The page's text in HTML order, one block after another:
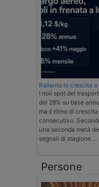
Rallenta la crescita
I noli spot del
del 28% su base
ma il ritmo di
consecutivo.
una seconda metà
segnali di stagione …
Persone